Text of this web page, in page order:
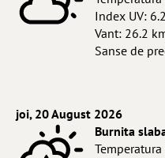
Index UV: 6.2
Vant: 26.2
Sanse de
joi, 20 August 2026
Burnita